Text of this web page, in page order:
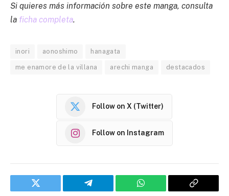
Si quieres más información sobre este manga, consulta
la ficha completa.
inori aonoshimo hanagata
me enamore de la villana arechi manga destacados
Follow on X (Twitter)
Follow on Instagram
Twitter Telegram WhatsApp
Copy